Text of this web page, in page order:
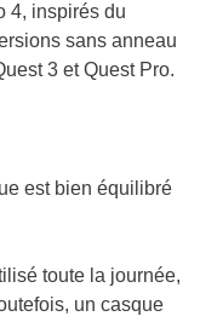
4, inspirés du
sans anneau
3 et Quest Pro.
est bien équilibré
toute la journée,
un casque